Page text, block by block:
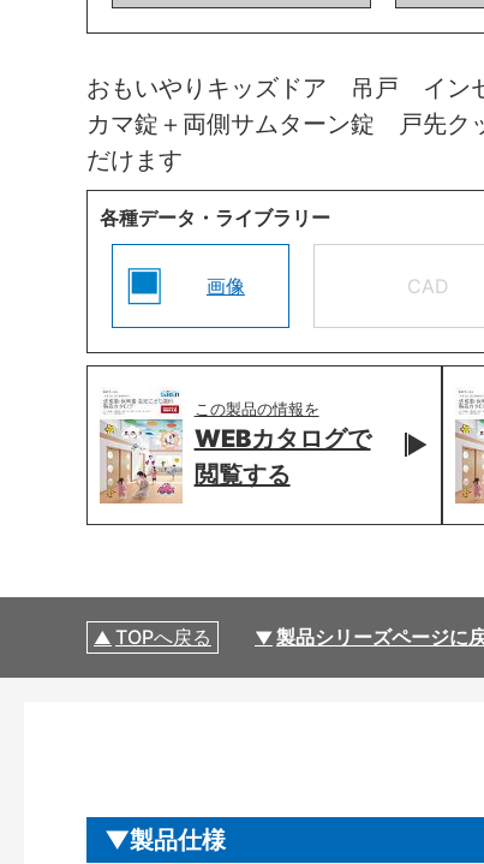
おもいやりキッズドア 吊戸 イ
カマ錠＋両側サムターン錠 戸先ク
だけます
各種データ・ライブラリー
画像 CAD
この製品の情報を
WEBカタログで
閲覧する
TOPへ戻る 製品シリーズページに
製品仕様